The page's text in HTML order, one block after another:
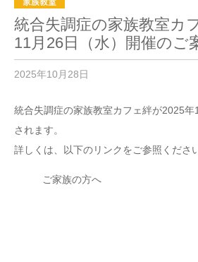
統合失調症の家族教室
11月26日（水）開催のご
2025年10月28日
統合失調症の家族教室カフェ絆が2025
されます。
詳しくは、以下のリンクをご参照ください
ご家族の方へ